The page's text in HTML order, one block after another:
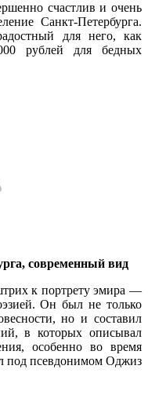
счастлив и очень
Санкт-Петербурга.
для него, как
рублей для бедных
современный вид
к портрету эмира —
Он был не только
но и составил
в которых описывал
особенно во время
под псевдонимом Оджиз